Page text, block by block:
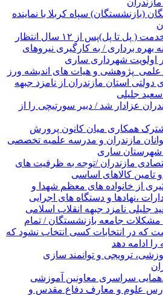
(بازنشستگان) سپاه کربلا با نماینده
پروژه سیدالشهدای خدمت ( پل تا پل)پس از ۱۲ سال انتظار
بهره برداری / به کارگیری نیروهای
شهرداری ساری
علمی_پژوهشی و هیات های اندیشه ورز
دولتی استان مازندران از نامزد جبهه
سعید جلیلی
عزادار شد / دبیر سورتیچی را از
همکاری میان کانون پرورش
مازندران و مدرسه علمیه تخصصی
شهرستان ساری
مازندران /توجه به ظرفیت های
تامین کالاهای اساسی
از خانواده های معظم شهدا و
،نهادها و دستگاه های اجرایی
جلیلی نامزد جبهه انقلاب اسلامی
مشکلات جامعه بازنشستگان / تمام
که در انتخابات کسی انتخاب نشود که
ادامه دهد
دوره آموزشی، ترویجی و توانمند سازی
سراسری معاونین آموزشی
درس علوم و معارف دفاع مقدس و